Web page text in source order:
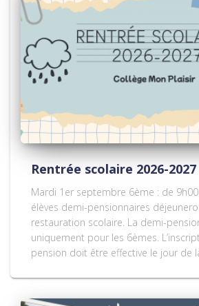
Rentrée scolaire 2026-2027
Mardi 1er septembre 6ème : de
élèves demi-pensionnaires
restauration scolaire. La demi-
uniquement pour les 6èmes.
pension doit être effective le jour de